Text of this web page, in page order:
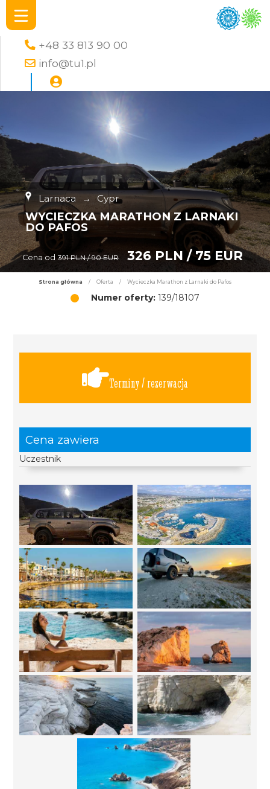
+48 33 813 90 00
info@tu1.pl
Larnaca → Cypr
WYCIECZKA MARATHON Z LARNAKI
DO PAFOS
Cena od 391 PLN / 90 EUR 326 PLN / 75 EUR
Strona główna / Oferta / Wycieczka Marathon z Larnaki do Pafos
Numer oferty: 139/18107
Terminy / rezerwacja
Cena zawiera
Uczestnik